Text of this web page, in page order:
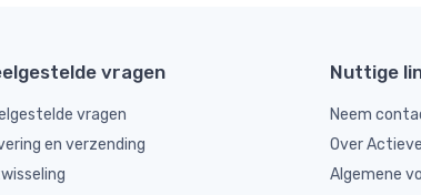
vragen
vragen
en verzending
Nuttige
Neem
Over
Algemene